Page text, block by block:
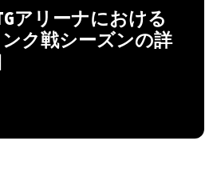
アリーナにおける
ンク戦シーズンの詳